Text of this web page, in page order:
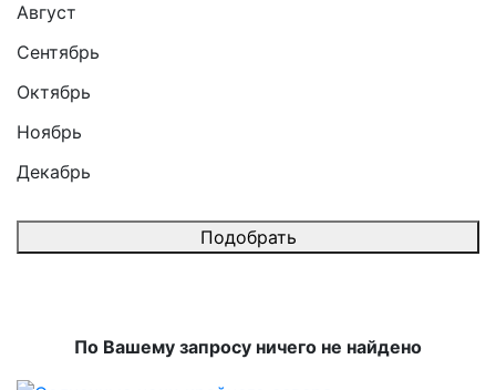
Август
Сентябрь
Октябрь
Ноябрь
Декабрь
Подобрать
По Вашему запросу ничего не найдено